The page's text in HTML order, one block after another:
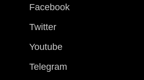
Facebook
Twitter
Youtube
Telegram